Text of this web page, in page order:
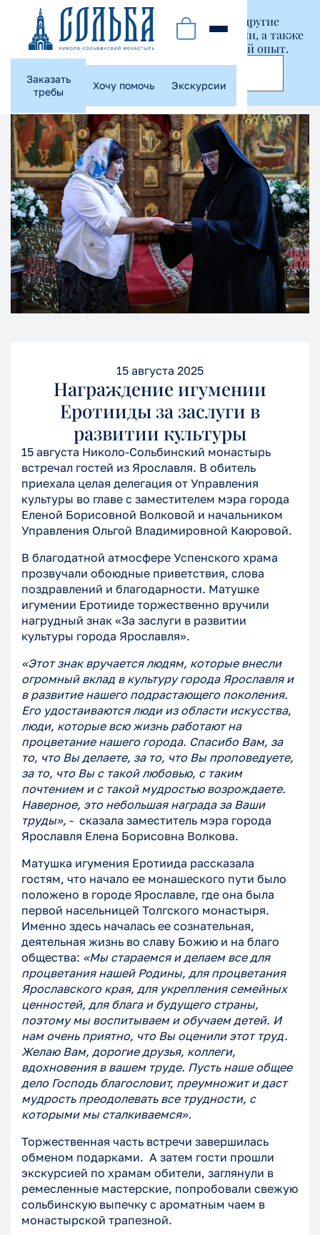
Заказать
требы
Хочу помочь Экскурсии
15 августа 2025
Награждение игумении
Еротииды за заслуги в
развитии культуры
15 августа Николо-Сольбинский монастырь
встречал гостей из Ярославля. В обитель
приехала целая делегация от Управления
культуры во главе с заместителем мэра города
Еленой Борисовной Волковой и начальником
Управления Ольгой Владимировной Каюровой.
В благодатной атмосфере Успенского храма
прозвучали обоюдные приветствия, слова
поздравлений и благодарности. Матушке
игумении Еротииде торжественно вручили
нагрудный знак «За заслуги в развитии
культуры города Ярославля».
«Этот знак вручается людям, которые внесли
огромный вклад в культуру города Ярославля и
в развитие нашего подрастающего поколения.
Его удостаиваются люди из области искусства,
люди, которые всю жизнь работают на
процветание нашего города. Спасибо Вам, за
то, что Вы делаете, за то, что Вы проповедуете,
за то, что Вы с такой любовью, с таким
почтением и с такой мудростью возрождаете.
Наверное, это небольшая награда за Ваши
труды», - сказала заместитель мэра города
Ярославля Елена Борисовна Волкова.
Матушка игумения Еротиида рассказала
гостям, что начало ее монашеского пути было
положено в городе Ярославле, где она была
первой насельницей Толгского монастыря.
Именно здесь началась ее сознательная,
деятельная жизнь во славу Божию и на благо
общества: «Мы стараемся и делаем все для
процветания нашей Родины, для процветания
Ярославского края, для укрепления семейных
ценностей, для блага и будущего страны,
поэтому мы воспитываем и обучаем детей. И
нам очень приятно, что Вы оценили этот труд.
Желаю Вам, дорогие друзья, коллеги,
вдохновения в вашем труде. Пусть наше общее
дело Господь благословит, преумножит и даст
мудрость преодолевать все трудности, с
которыми мы сталкиваемся».
Торжественная часть встречи завершилась
обменом подарками. А затем гости прошли
экскурсией по храмам обители, заглянули в
ремесленные мастерские, попробовали свежую
сольбинскую выпечку с ароматным чаем в
монастырской трапезной.
Этот сайт использует куки-файлы и другие
технологии, чтобы помочь вам в навигации, а также
предоставить лучший пользовательский опыт.